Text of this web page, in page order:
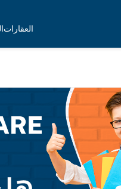
العقارات